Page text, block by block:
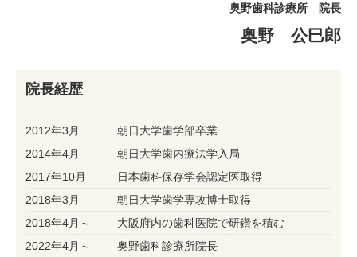
奥野歯科診療所 院長
奥野 公巳郎
院長経歴
2012年3月
朝日大学歯学部卒業
2014年4月
朝日大学歯内療法学入局
2017年10月
日本歯科保存学会認定医取得
2018年3月
朝日大学歯学専攻博士取得
2018年4月～
大阪府内の歯科医院で研鑽を積む
2022年4月～
奥野歯科診療所院長